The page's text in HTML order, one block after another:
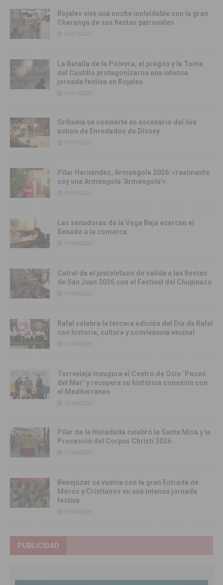
Rojales vive una noche inolvidable con la gran
Charanga de sus fiestas patronales
05/07/2026
La Batalla de la Pólvora, el pregón y la Toma
del Castillo protagonizaron una intensa
jornada festiva en Rojales
03/07/2026
Orihuela se convierte en escenario del live
action de Enredados de Disney
01/07/2026
Pilar Hernández, Armengola 2026: «realmente
soy una Armengola ‘Armengola'»
29/06/2026
Las senadoras de la Vega Baja acercan el
Senado a la comarca
17/06/2026
Catral da el pistoletazo de salida a las fiestas
de San Juan 2026 con el Festival del Chupinazo
13/06/2026
Rafal celebra la tercera edición del Día de Rafal
con historia, cultura y convivencia vecinal
13/06/2026
Torrevieja inaugura el Centro de Ocio ‘Paseo
del Mar’ y recupera su histórica conexión con
el Mediterráneo
12/06/2026
Pilar de la Horadada celebró la Santa Misa y la
Procesión del Corpus Christi 2026
11/06/2026
Benejúzar se vuelca con la gran Entrada de
Moros y Cristianos en una intensa jornada
festiva
09/06/2026
PUBLICIDAD